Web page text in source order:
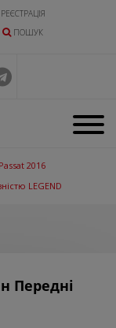
РЕЄСТРАЦІЯ
ПОШУК
2016
LEGEND
Передні